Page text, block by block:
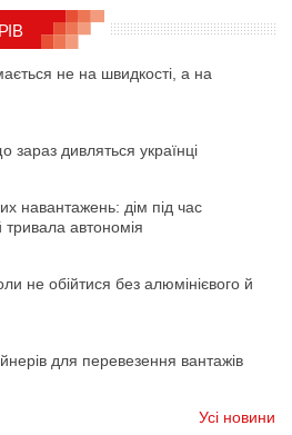
не на швидкості, а на
дивляться українці
навантажень: дім під час
тривала автономія
не обійтися без алюмінієвого й
для перевезення вантажів
Усі новини